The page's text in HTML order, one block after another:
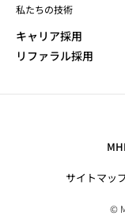
私たちの技術
キャリア採用
リファラル採用
サイトマッ
©